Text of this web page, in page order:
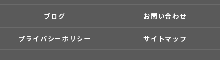
ブログ お問い合わせ
プライバシーポリシー サイトマップ